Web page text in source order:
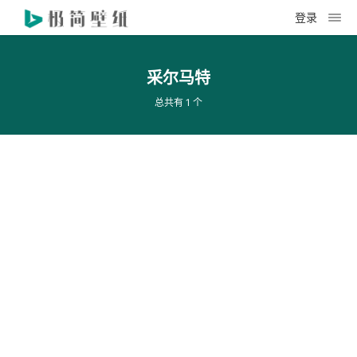
登录
采尔马特
总共有 1 个